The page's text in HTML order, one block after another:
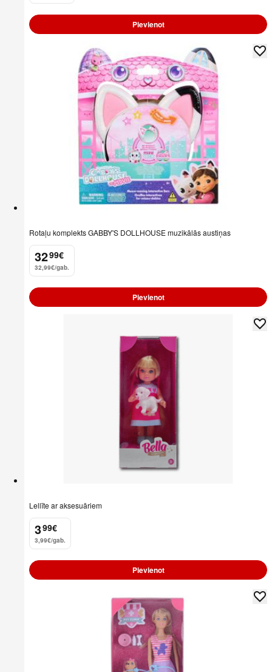
Pievienot
Rotaļu komplekts GABBY'S DOLLHOUSE muzikālās austiņas
32
. 99€
32,99€/gab.
Pievienot
Lellīte ar aksesuāriem
3
. 99€
3,99€/gab.
Pievienot